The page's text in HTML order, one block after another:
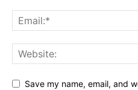
Save my name, email, and